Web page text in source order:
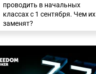
проводить в начальных
классах с 1 сентября. Чем их
заменят?
🗣 Мужчина сказал тост на
свадьбе и заработал